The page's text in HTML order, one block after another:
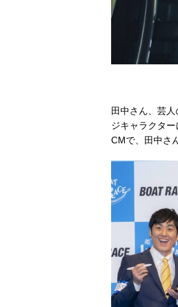
田中さん、芸
ジキャラクタ
CMで、田中さ